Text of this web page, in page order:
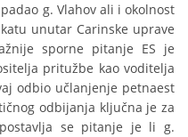
g. Vlahov ali i okolnost
unutar Carinske uprave
sporne pitanje ES je
pritužbe kao voditelja
odbio učlanjenje petnaest
odbijanja ključna je za
se pitanje je li g.